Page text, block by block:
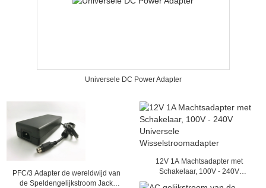
Universele DC Power Adapter
PFC/3 Adapter de wereldwijd van
de Speldengelijkstroom Jack
12V 1A Machtsadapter met
Schakelaar, 100V - 240V
Universele Wisselstroomadapter